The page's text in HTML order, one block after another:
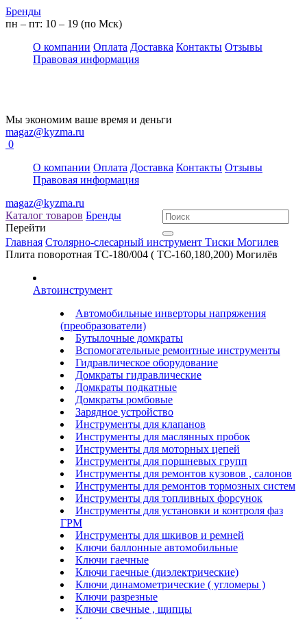
Бренды
пн – пт: 10 – 19 (по Мск)
О компании Оплата Доставка Контакты Отзывы
Правовая информация
Мы экономим ваше время и деньги
magaz@kyzma.ru
0
О компании Оплата Доставка Контакты Отзывы
Правовая информация
magaz@kyzma.ru
Каталог товаров Бренды
Перейти
Главная Столярно-слесарный инструмент Тиски Могилев
Плита поворотная ТС-180/004 ( ТС-160,180,200) Могилёв
Автоинструмент
Автомобильные инверторы напряжения
(преобразователи)
Бутылочные домкраты
Вспомогательные ремонтные инструменты
Гидравлическое оборудование
Домкраты гидравлические
Домкраты подкатные
Домкраты ромбовые
Зарядное устройство
Инструменты для клапанов
Инструменты для маслянных пробок
Инструменты для моторных цепей
Инструменты для поршневых групп
Инструменты для ремонтов кузовов , салонов
Инструменты для ремонтов тормозных систем
Инструменты для топливных форсунок
Инструменты для установки и контроля фаз
ГРМ
Инструменты для шкивов и ремней
Ключи баллонные автомобильные
Ключи гаечные
Ключи гаечные (диэлектрические)
Ключи динамометрические ( угломеры )
Ключи разрезные
Ключи свечные , щипцы